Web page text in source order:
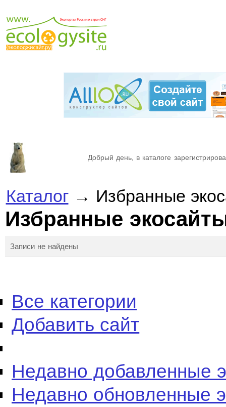
Добрый день, в каталоге
Каталог→ Избранные
Избранные
Записи не найдены
Все категории
Добавить сайт
Недавно добавленные
Недавно обновленные